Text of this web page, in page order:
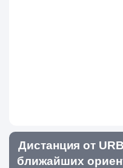
Дистанция от
ближайших